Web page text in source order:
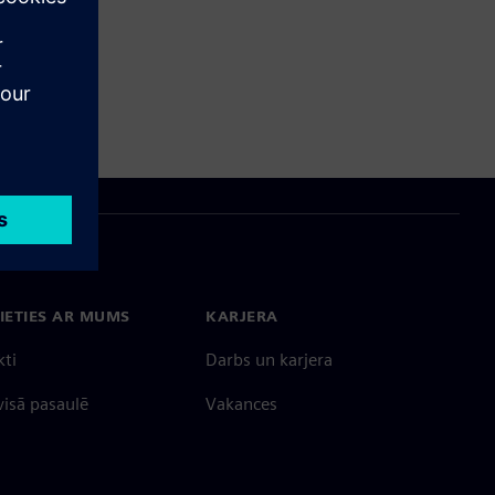
AR MUMS
pasaulē
KARJERA
Darbs un karjera
Vakances